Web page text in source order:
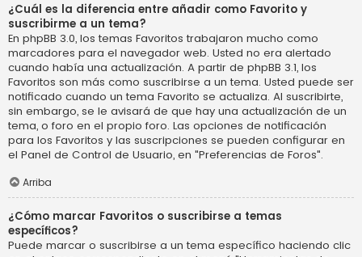
¿Cuál es la diferencia entre añadir como Favorito y
suscribirme a un tema?
En phpBB 3.0, los temas Favoritos trabajaron mucho como
marcadores para el navegador web. Usted no era alertado
cuando había una actualización. A partir de phpBB 3.1, los
Favoritos son más como suscribirse a un tema. Usted puede ser
notificado cuando un tema Favorito se actualiza. Al suscribirte,
sin embargo, se le avisará de que hay una actualización de un
tema, o foro en el propio foro. Las opciones de notificación
para los Favoritos y las suscripciones se pueden configurar en
el Panel de Control de Usuario, en "Preferencias de Foros".
Arriba
¿Cómo marcar Favoritos o suscribirse a temas
específicos?
Puede marcar o suscribirse a un tema específico haciendo clic